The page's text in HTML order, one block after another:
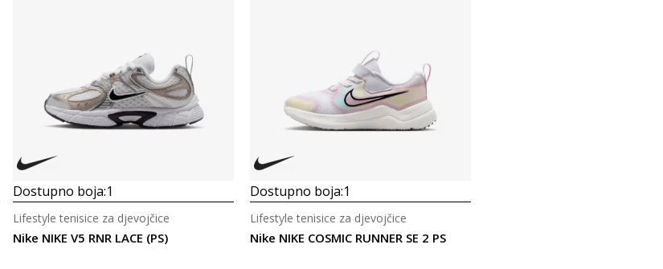
Dostupno boja:1
Nike NIKE V5 RNR LACE (PS)
Lifestyle tenisice za djevojčice
Dostupno boja:1
Nike NIKE COSMIC RUNNER SE 2 PS
Lifestyle tenisice za djevojčice